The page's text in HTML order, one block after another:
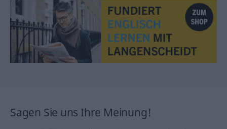
Sagen Sie uns Ihre Meinung!